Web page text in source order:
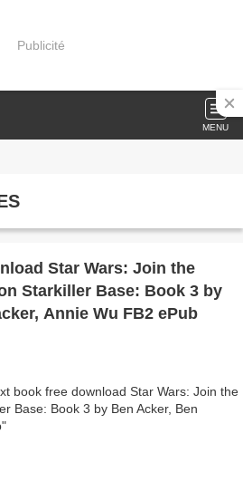
Publicité
MENU
Star Wars: Join the
Starkiller Base: Book 3 by
Annie Wu FB2 ePub